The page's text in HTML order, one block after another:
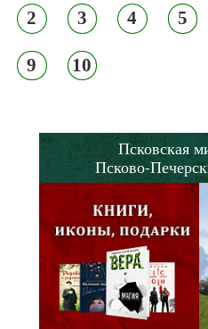
2 3 4 5
9 10
Псковская
Псково-